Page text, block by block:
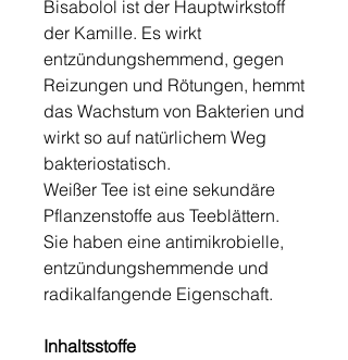
Bisabolol ist der Hauptwirkstoff
der Kamille. Es wirkt
entzündungshemmend, gegen
Reizungen und Rötungen, hemmt
das Wachstum von Bakterien und
wirkt so auf natürlichem Weg
bakteriostatisch.
Weißer Tee ist eine sekundäre
Pflanzenstoffe aus Teeblättern.
Sie haben eine antimikrobielle,
entzündungshemmende und
radikalfangende Eigenschaft.
Inhaltsstoffe